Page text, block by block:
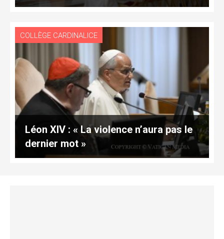
COLLÈGE CARDINALICE
Léon XIV : « La violence n’aura pas le
dernier mot »